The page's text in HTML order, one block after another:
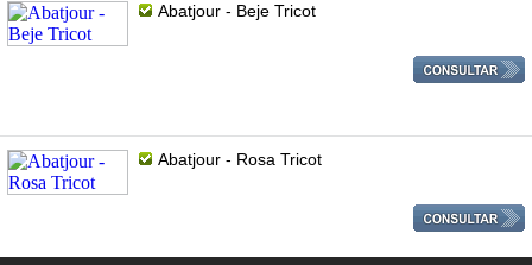
Abatjour - Beje Tricot
Abatjour - Rosa Tricot